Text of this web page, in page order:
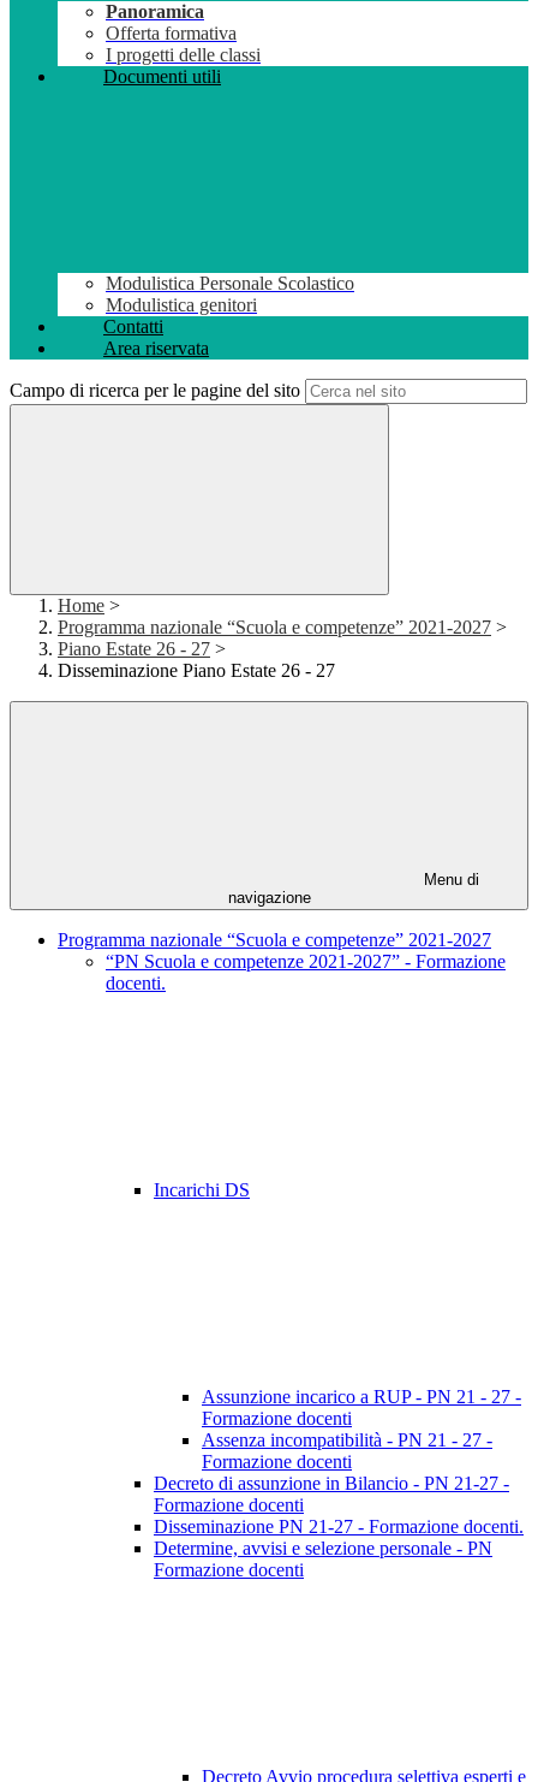
Panoramica
Offerta formativa
I progetti delle classi
Documenti utili
Modulistica Personale Scolastico
Modulistica genitori
Contatti
Area riservata
Campo di ricerca per le pagine del sito
Home >
Programma nazionale “Scuola e competenze” 2021-2027 >
Piano Estate 26 - 27 >
Disseminazione Piano Estate 26 - 27
Menu di
navigazione
Programma nazionale “Scuola e competenze” 2021-2027
“PN Scuola e competenze 2021-2027” - Formazione
docenti.
Incarichi DS
Assunzione incarico a RUP - PN 21 - 27 -
Formazione docenti
Assenza incompatibilità - PN 21 - 27 -
Formazione docenti
Decreto di assunzione in Bilancio - PN 21-27 -
Formazione docenti
Disseminazione PN 21-27 - Formazione docenti.
Determine, avvisi e selezione personale - PN
Formazione docenti
Decreto Avvio procedura selettiva esperti e